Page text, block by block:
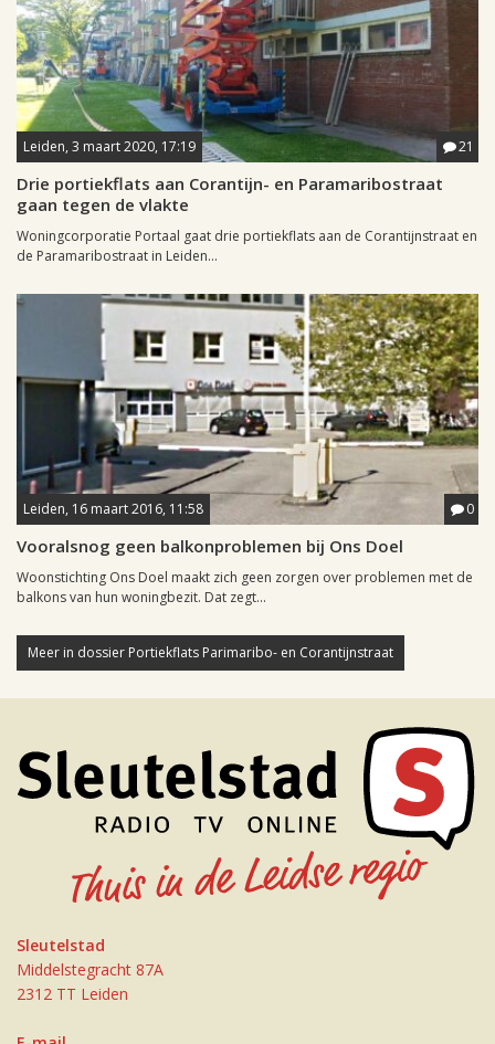
Leiden, 3 maart 2020, 17:19 21
Drie portiekflats aan Corantijn- en Paramaribostraat
gaan tegen de vlakte
Woningcorporatie Portaal gaat drie portiekflats aan de Corantijnstraat en
de Paramaribostraat in Leiden...
Leiden, 16 maart 2016, 11:58 0
Vooralsnog geen balkonproblemen bij Ons Doel
Woonstichting Ons Doel maakt zich geen zorgen over problemen met de
balkons van hun woningbezit. Dat zegt...
Meer in dossier Portiekflats Parimaribo- en Corantijnstraat
Sleutelstad
Middelstegracht 87A
2312 TT Leiden